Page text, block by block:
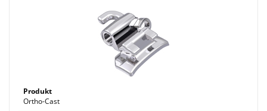
Ortho-Cast